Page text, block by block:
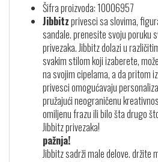
Šifra proizvoda: 10006957
Jibbitzprivesci sa slovima,
sandale. prenesite svoju poruku
privezaka. Jibbitz dolazi u
svakim stilom koji izaberete,
na svojim cipelama, a da pritom
privesci omogućavaju
pružajući neograničenu
omiljenu frazu ili bilo šta drugo
Jibbitz privezaka!
pažnja!
Jibbitz sadrži male delove. držite